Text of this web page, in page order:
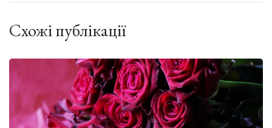
Схожі публікації